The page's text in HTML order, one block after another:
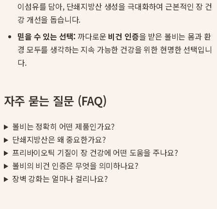
이섬유를 담아, 단쇄지방산 생성을 극대화하여 근본적인 장 건
강 개선을 돕습니다.
믿을 수 있는 선택: 까다로운 비건 인증을 받은 볼비는 몸과 환
경 모두를 생각하는 지속 가능한 건강을 위한 현명한 선택입니
다.
자주 묻는 질문 (FAQ)
볼비는 정확히 어떤 제품인가요?
단쇄지방산은 왜 중요한가요?
프리바이오틱 기질이 장 건강에 어떤 도움을 주나요?
볼비의 비건 인증은 무엇을 의미하나요?
장벽 강화는 얼마나 걸리나요?